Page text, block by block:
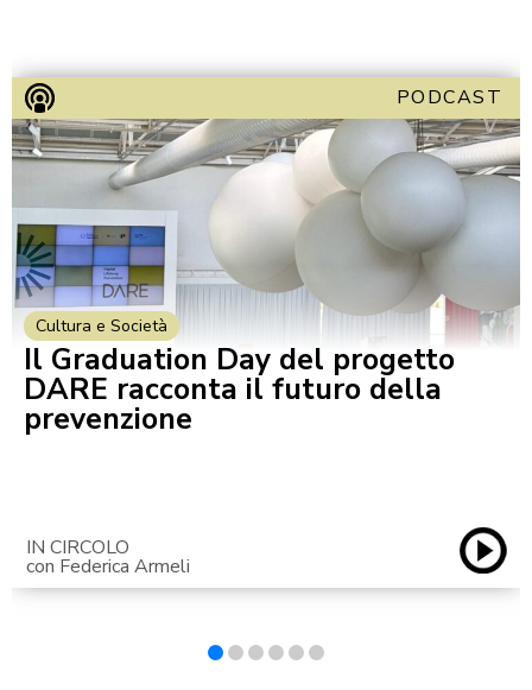
PODCAST
Cultura e Società
Il Graduation Day del progetto
DARE racconta il futuro della
prevenzione
IN CIRCOLO
con Federica Armeli